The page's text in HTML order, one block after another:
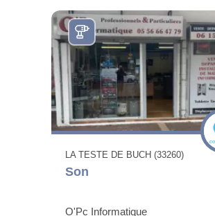
LA TESTE DE BUCH (33260)
Son
O'Pc Informatique